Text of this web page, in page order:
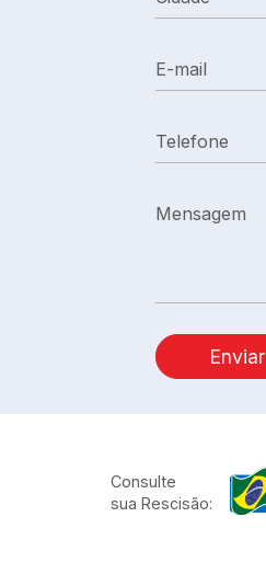
E-mail
Telefone
Mensagem
Enviar
Consulte
sua Rescisão: